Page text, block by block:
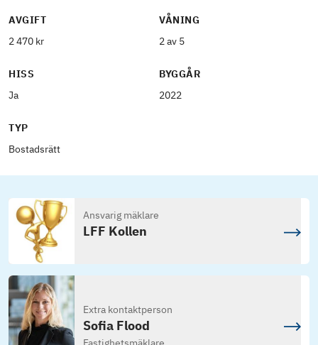
AVGIFT
2 470 kr
VÅNING
2 av 5
HISS
Ja
BYGGÅR
2022
TYP
Bostadsrätt
Ansvarig mäklare
LFF Kollen
Extra kontaktperson
Sofia Flood